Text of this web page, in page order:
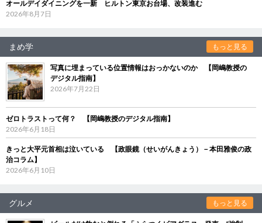
オールデイダイニングを一新 ヒルトン東京お台場、改装進む
2026年8月7日
まめ学 もっと見る
写真に埋まっている位置情報はおっかないのか 【岡嶋教授の
デジタル指南】
2026年7月22日
ゼロトラストって何？ 【岡嶋教授のデジタル指南】
2026年6月18日
きっと大平元首相は泣いている 【政眼鏡（せいがんきょう）－本田雅俊の政
治コラム】
2026年6月10日
グルメ もっと見る